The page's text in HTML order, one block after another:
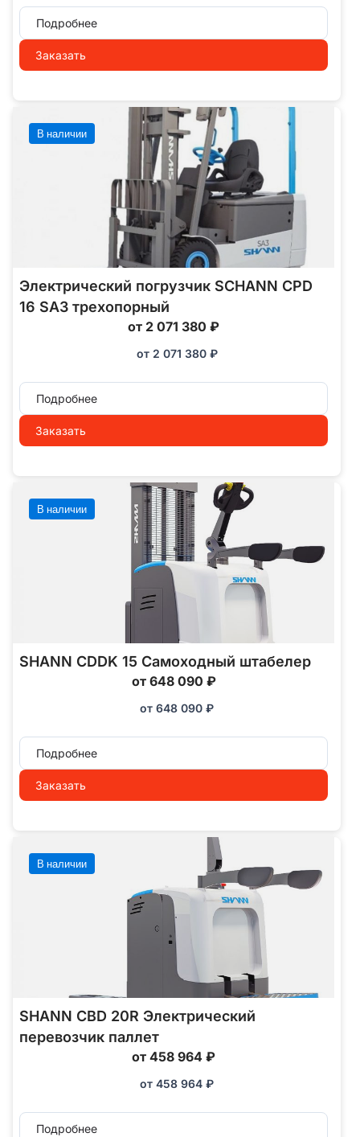
Подробнее
Заказать
В наличии
Электрический погрузчик SCHANN CPD
16 SA3 трехопорный
от 2 071 380 ₽
от 2 071 380 ₽
Подробнее
Заказать
В наличии
SHANN CDDK 15 Самоходный штабелер
от 648 090 ₽
от 648 090 ₽
Подробнее
Заказать
В наличии
SHANN CBD 20R Электрический
перевозчик паллет
от 458 964 ₽
от 458 964 ₽
Подробнее